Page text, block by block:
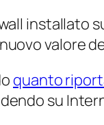
installato
valore
quanto
su